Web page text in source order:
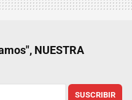
NUESTRA
SUSCRIBIR